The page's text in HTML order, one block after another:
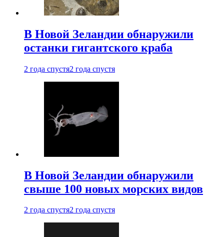
В Новой Зеландии обнаружили
останки гигантского краба
2 года спустя2 года спустя
В Новой Зеландии обнаружили
свыше 100 новых морских видов
2 года спустя2 года спустя